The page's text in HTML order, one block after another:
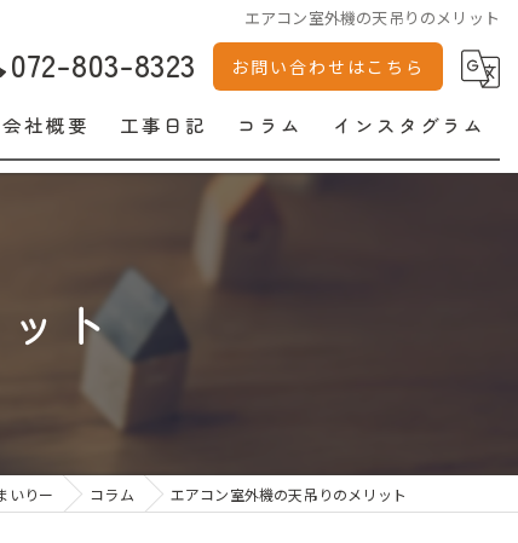
エアコン室外機の天吊りのメリット
072-803-8323 お問い合わせはこちら
会社概要 工事日記 コラム インスタグラム
ト
いりー コラム エアコン室外機の天吊りのメリット